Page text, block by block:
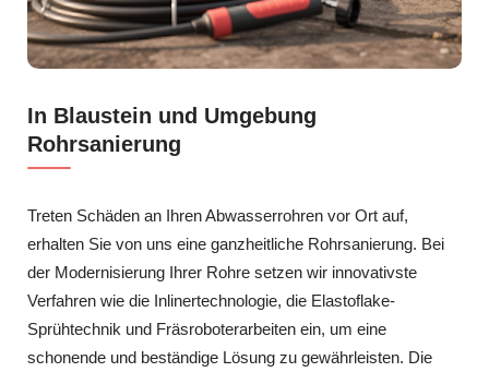
In Blaustein und Umgebung
Rohrsanierung
Treten Schäden an Ihren Abwasserrohren vor Ort auf,
erhalten Sie von uns eine ganzheitliche Rohrsanierung. Bei
der Modernisierung Ihrer Rohre setzen wir innovativste
Verfahren wie die Inlinertechnologie, die Elastoflake-
Sprühtechnik und Fräsroboterarbeiten ein, um eine
schonende und beständige Lösung zu gewährleisten. Die